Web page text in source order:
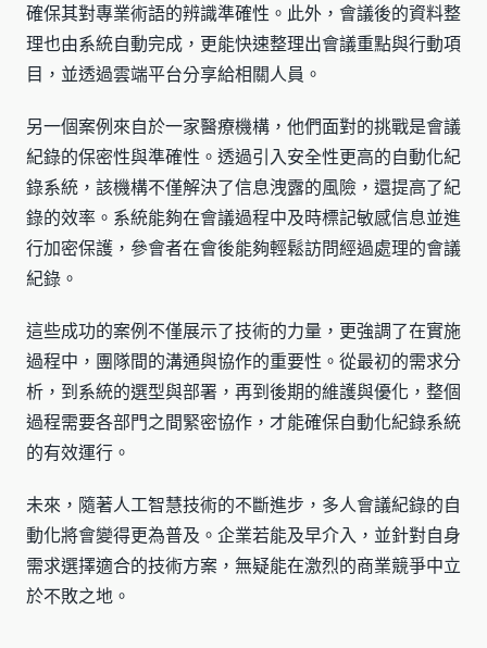
確保其對專業術語的辨識準確性。此外，會議後的資料整
理也由系統自動完成，更能快速整理出會議重點與行動項
目，並透過雲端平台分享給相關人員。
另一個案例來自於一家醫療機構，他們面對的挑戰是會議
紀錄的保密性與準確性。透過引入安全性更高的自動化紀
錄系統，該機構不僅解決了信息洩露的風險，還提高了紀
錄的效率。系統能夠在會議過程中及時標記敏感信息並進
行加密保護，參會者在會後能夠輕鬆訪問經過處理的會議
紀錄。
這些成功的案例不僅展示了技術的力量，更強調了在實施
過程中，團隊間的溝通與協作的重要性。從最初的需求分
析，到系統的選型與部署，再到後期的維護與優化，整個
過程需要各部門之間緊密協作，才能確保自動化紀錄系統
的有效運行。
未來，隨著人工智慧技術的不斷進步，多人會議紀錄的自
動化將會變得更為普及。企業若能及早介入，並針對自身
需求選擇適合的技術方案，無疑能在激烈的商業競爭中立
於不敗之地。